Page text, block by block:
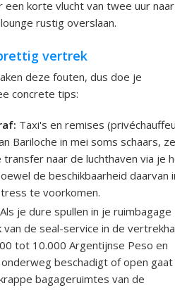
een korte vlucht van twee uur naar
rustig overslaan.
vertrek
deze fouten, dus doe je
concrete tips:
Taxi's en remises
Bariloche in mei soms schaars,
naar de luchthaven via je
de beschikbaarheid daarvan
te voorkomen.
Als je dure spullen in je ruimbagage
van de seal-service in de
tot 10.000 Argentijnse Peso en
beschadigt of open gaat
bagageruimtes van de